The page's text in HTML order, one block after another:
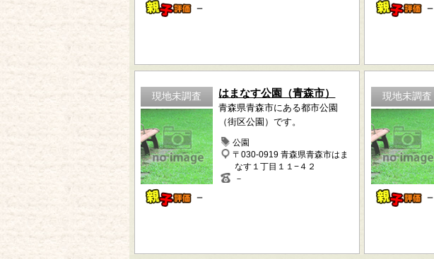
－ －
現地未調査
－
はまなす公園（青森市）
青森県青森市にある都市公園
（街区公園）です。
公園
〒030-0919 青森県青森市はま
なす１丁目１１−４２
－
現地未調査
－